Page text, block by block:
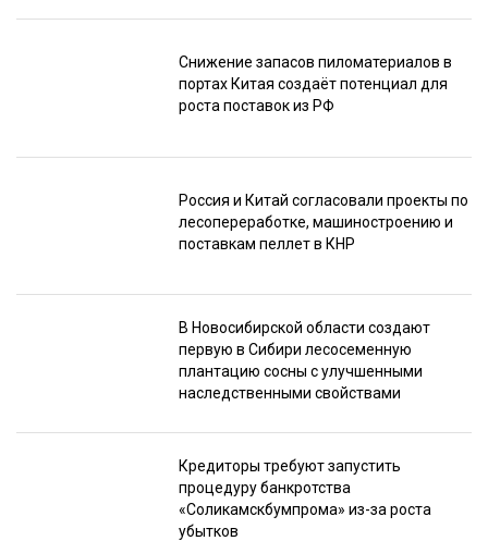
Снижение запасов пиломатериалов в
портах Китая создаёт потенциал для
роста поставок из РФ
Россия и Китай согласовали проекты по
лесопереработке, машиностроению и
поставкам пеллет в КНР
В Новосибирской области создают
первую в Сибири лесосеменную
плантацию сосны с улучшенными
наследственными свойствами
Кредиторы требуют запустить
процедуру банкротства
«Соликамскбумпрома» из-за роста
убытков